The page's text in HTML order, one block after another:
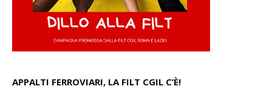
APPALTI FERROVIARI, LA FILT CGIL C’È!